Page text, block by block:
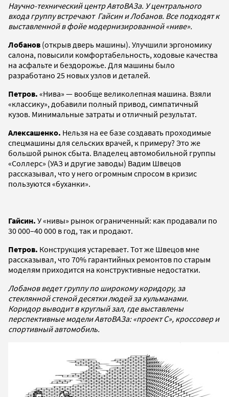
Научно-технический центр АвтоВАЗа. У центрального
входа группу встречают Гайсин и Лобанов. Все подходят к
выставленной в фойе модернизированной «ниве».
Лобанов (открыв дверь машины). Улучшили эргономику
салона, повысили комфортабельность, ходовые качества
на асфальте и бездорожье. Для машины было
разработано 25 новых узлов и деталей.
Петров. «Нива» — вообще великолепная машина. Взяли
«классику», добавили полный привод, симпатичный
кузов. Минимальные затраты и отличный результат.
Алексашенко. Нельзя на ее базе создавать проходимые
спецмашины для сельских врачей, к примеру? Это же
большой рынок сбыта. Владелец автомобильной группы
«Соллерс» (УАЗ и другие заводы) Вадим Швецов
рассказывал, что у него огромным спросом в кризис
пользуются «буханки».
Гайсин. У «нивы» рынок ограниченный: как продавали по
30 000–40 000 в год, так и продают.
Петров. Конструкция устаревает. Тот же Швецов мне
рассказывал, что 70% гарантийных ремонтов по старым
моделям приходится на конструктивные недостатки.
Лобанов ведет группу по широкому коридору, за
стеклянной стеной десятки людей за кульманами.
Коридор выводит в круглый зал, где выставлены
перспективные модели АвтоВАЗа: «проект С», кроссовер и
спортивный автомобиль.